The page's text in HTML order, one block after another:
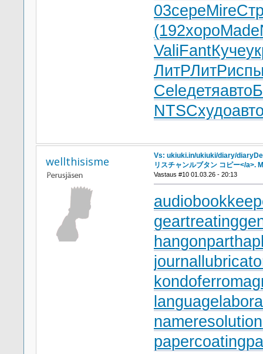
03сереMire
(192хороMade
ValiFantКуче
ЛитРЛитР
Celeдетяавто
NTSCхудо
wellthisisme
Vs: ukiuki.in/ukiuki/diary/
リスチャンルブタン コピー</a>.
Vastaus #10 01.03.26 - 20:13
geartreating
hangonpart
nameresolution
papercoating